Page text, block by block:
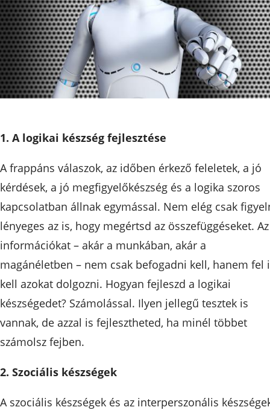
1. A logikai készség fejlesztése
A frappáns válaszok, az időben érkező feleletek, a jó
kérdések, a jó megfigyelőkészség és a logika szoros
kapcsolatban állnak egymással. Nem elég csak
lényeges az is, hogy megértsd az összefüggéseket. Az
információkat – akár a munkában, akár a
magánéletben – nem csak befogadni kell, hanem fel
kell azokat dolgozni. Hogyan fejleszd a logikai
készségedet? Számolással. Ilyen jellegű tesztek is
vannak, de azzal is fejlesztheted, ha minél többet
számolsz fejben.
2. Szociális készségek
A szociális készségek és az interperszonális